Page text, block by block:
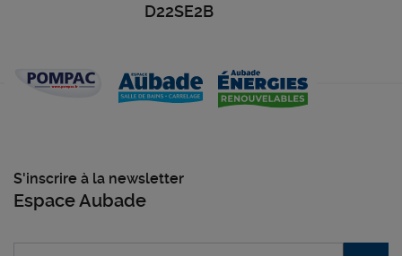
D22SE2B
S'inscrire à la newsletter
Espace Aubade